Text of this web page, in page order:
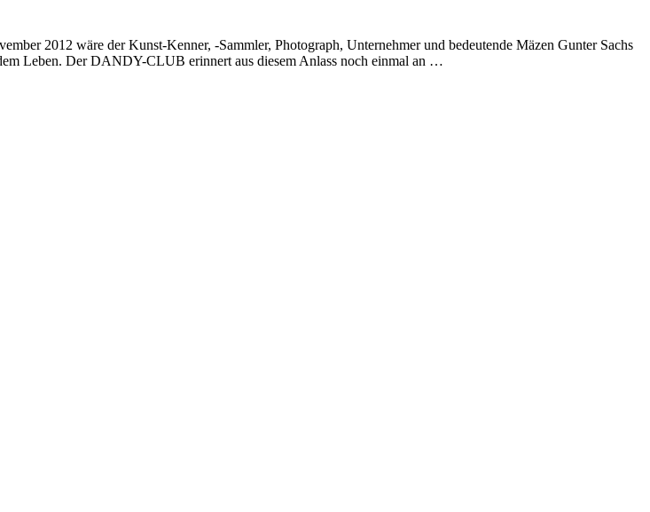
2012 wäre der Kunst-Kenner, -Sammler, Photograph, Unternehmer und bedeutende Mäzen Gunter Sachs
Leben. Der DANDY-CLUB erinnert aus diesem Anlass noch einmal an …